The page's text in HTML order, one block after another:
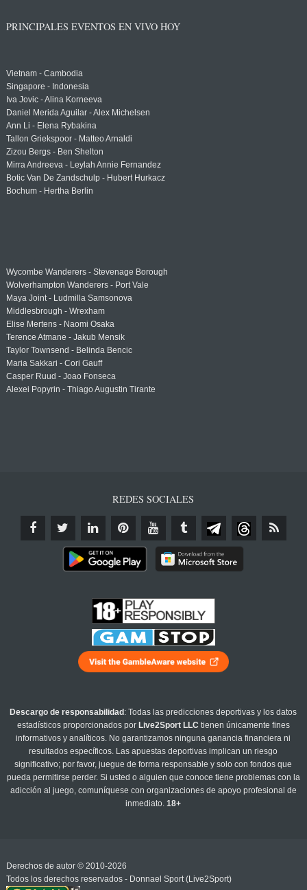
PRINCIPALES EVENTOS EN VIVO HOY
Vietnam - Cambodia
Singapore - Indonesia
Iva Jovic - Alina Korneeva
Daniel Merida Aguilar - Alex Michelsen
Ann Li - Elena Rybakina
Tallon Griekspoor - Matteo Arnaldi
Zizou Bergs - Ben Shelton
Mirra Andreeva - Leylah Annie Fernandez
Botic Van De Zandschulp - Hubert Hurkacz
Bochum - Hertha Berlin
Wycombe Wanderers - Stevenage Borough
Wolverhampton Wanderers - Port Vale
Maya Joint - Ludmilla Samsonova
Middlesbrough - Wrexham
Elise Mertens - Naomi Osaka
Terence Atmane - Jakub Mensik
Taylor Townsend - Belinda Bencic
Maria Sakkari - Cori Gauff
Casper Ruud - Joao Fonseca
Alexei Popyrin - Thiago Augustin Tirante
REDES SOCIALES
Descargo de responsabilidad : Todas las predicciones deportivas y los datos
estadísticos proporcionados por Live2Sport LLC tienen únicamente fines
informativos y analíticos. No garantizamos ninguna ganancia financiera ni
resultados específicos. Las apuestas deportivas implican un riesgo
significativo; por favor, juegue de forma responsable y solo con fondos que
pueda permitirse perder. Si usted o alguien que conoce tiene problemas con la
adicción al juego, comuníquese con organizaciones de apoyo profesional de
inmediato.18+
Derechos de autor © 2010-2026
Todos los derechos reservados - Donnael Sport (Live2Sport)